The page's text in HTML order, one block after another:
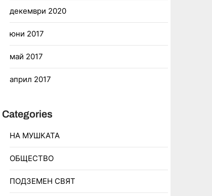
декември 2020
юни 2017
май 2017
април 2017
Categories
НА МУШКАТА
ОБЩЕСТВО
ПОДЗЕМЕН СВЯТ